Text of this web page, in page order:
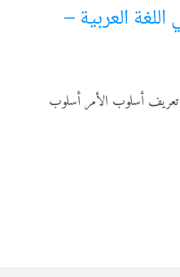
العربية –
تعريف أسلوب الأمر أسلوب